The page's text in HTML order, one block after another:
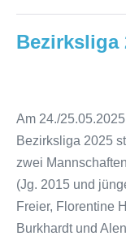
Bezirksliga
Am 24./
Bezirksliga 2025
zwei
(Jg. 2015 und
Freier, Florentine
Burkhardt und